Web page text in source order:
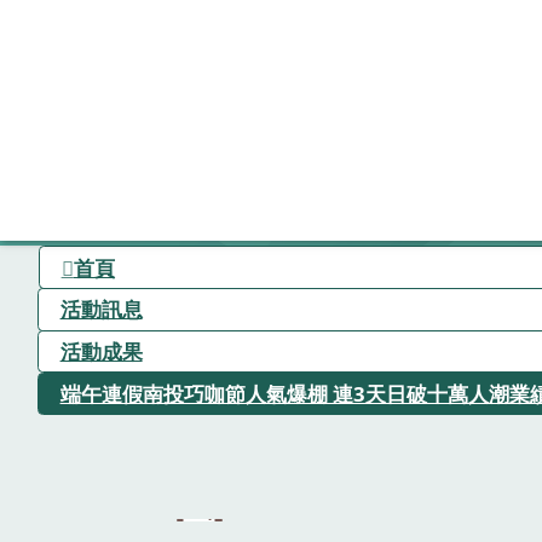
首頁
活動訊息
活動成果
端午連假南投巧咖節人氣爆棚 連3天日破十萬人潮業